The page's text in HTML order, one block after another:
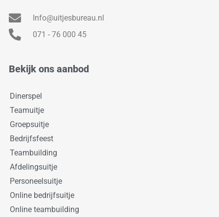
Info@uitjesbureau.nl
071 - 76 000 45
Bekijk ons aanbod
Dinerspel
Teamuitje
Groepsuitje
Bedrijfsfeest
Teambuilding
Afdelingsuitje
Personeelsuitje
Online bedrijfsuitje
Online teambuilding